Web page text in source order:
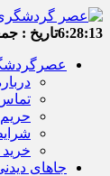
6:28:13تاریخ : جمعه, ۱۶
جاهای